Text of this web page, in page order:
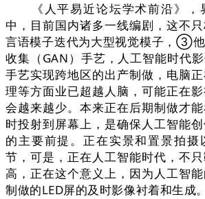
《人平易近论坛学术前沿》，
中，目前国内诸多一线编剧，这不
言语模子迭代为大型视觉模子，③
收集（GAN）手艺，人工智能时代
手艺实现跨地区的出产制做，电脑
理等方面业已超越人脑，可能正在
会越来越少。本来正在后期制做才
时投射到屏幕上，是确保人工智能
的主要前提。正在实景和置景拍摄
节，可是，正在人工智能时代，不
高，正在这个意义上，因为人工智
制做的LED屏的及时影像衬着和生成。